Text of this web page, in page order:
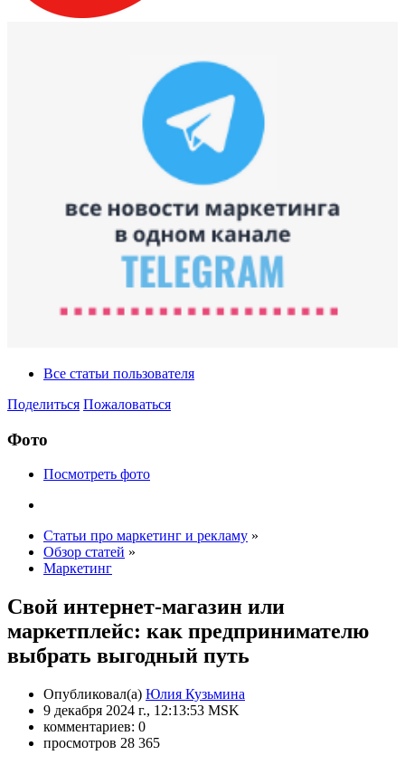
Все статьи пользователя
Поделиться Пожаловаться
Фото
Посмотреть фото
Статьи про маркетинг и рекламу »
Обзор статей »
Маркетинг
Свой интернет-магазин или
маркетплейс: как предпринимателю
выбрать выгодный путь
Опубликовал(а) Юлия Кузьмина
9 декабря 2024 г., 12:13:53 MSK
комментариев: 0
просмотров 28 365